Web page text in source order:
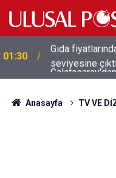
01:26
duyurusu
Anasayfa TV VE